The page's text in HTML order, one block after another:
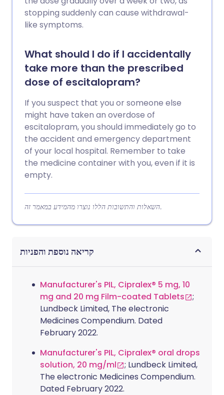
stopping suddenly can cause withdrawal-
like symptoms.
What should I do if I accidentally
take more than the prescribed
dose of escitalopram?
If you suspect that you or someone else
might have taken an overdose of
escitalopram, you should immediately go to
the accident and emergency department
of your local hospital. Remember to take
the medicine container with you, even if it is
empty.
השאלות והתשובות הללו נוצרו מהמידע במאמר זה.
קריאה נוספת והפניות
Manufacturer's PIL, Cipralex® 5 mg, 10
mg and 20 mg Film-coated Tablets
;
Lundbeck Limited, The electronic
Medicines Compendium. Dated
February 2022.
Manufacturer's PIL, Cipralex® oral drops
solution, 20 mg/ml
; Lundbeck Limited,
The electronic Medicines Compendium.
Dated February 2022.